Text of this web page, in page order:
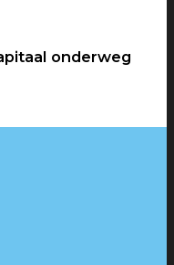
onderweg